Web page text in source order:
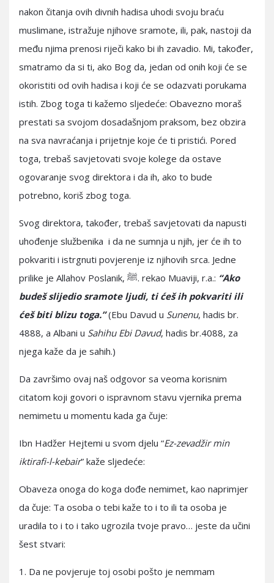
nakon čitanja ovih divnih hadisa uhodi svoju braću
muslimane, istražuje njihove sramote, ili, pak, nastoji da
među njima prenosi riječi kako bi ih zavadio. Mi, također,
smatramo da si ti, ako Bog da, jedan od onih koji će se
okoristiti od ovih hadisa i koji će se odazvati porukama
istih. Zbog toga ti kažemo sljedeće: Obavezno moraš
prestati sa svojom dosadašnjom praksom, bez obzira
na sva navraćanja i prijetnje koje će ti pristići. Pored
toga, trebaš savjetovati svoje kolege da ostave
ogovaranje svog direktora i da ih, ako to bude
potrebno, koriš zbog toga.
Svog direktora, također, trebaš savjetovati da napusti
uhođenje službenika i da ne sumnja u njih, jer će ih to
pokvariti i istrgnuti povjerenje iz njihovih srca. Jedne
prilike je Allahov Poslanik, ﷺ. rekao Muaviji, r.a.: “Ako
budeš slijedio sramote ljudi, ti ćeš ih pokvariti ili
ćeš biti blizu toga.”(Ebu Davud u Sunenu, hadis br.
4888, a Albani u Sahihu Ebi Davud, hadis br.4088, za
njega kaže da je sahih.)
Da završimo ovaj naš odgovor sa veoma korisnim
citatom koji govori o ispravnom stavu vjernika prema
nemimetu u momentu kada ga čuje:
Ibn Hadžer Hejtemi u svom djelu “Ez-zevadžir min
iktirafi-l-kebair” kaže sljedeće:
Obaveza onoga do koga dođe nemimet, kao naprimjer
da čuje: Ta osoba o tebi kaže to i to ili ta osoba je
uradila to i to i tako ugrozila tvoje pravo… jeste da učini
šest stvari:
1. Da ne povjeruje toj osobi pošto je nemmam